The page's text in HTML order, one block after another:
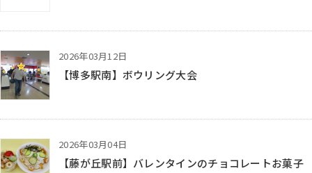
【博多駅南】ボウリング大会
2026年03月12日
【藤が丘駅前】バレンタインのチョコレートお菓子
2026年03月04日